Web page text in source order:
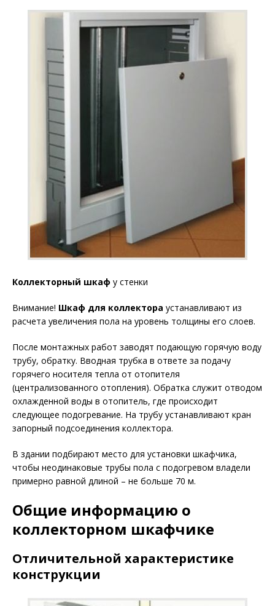
Коллекторный шкаф у стенки
Внимание! Шкаф для коллектора устанавливают из
расчета увеличения пола на уровень толщины его слоев.
После монтажных работ заводят подающую горячую воду
трубу, обратку. Вводная трубка в ответе за подачу
горячего носителя тепла от отопителя
(централизованного отопления). Обратка служит отводом
охлажденной воды в отопитель, где происходит
следующее подогревание. На трубу устанавливают кран
запорный подсоединения коллектора.
В здании подбирают место для установки шкафчика,
чтобы неодинаковые трубы пола с подогревом владели
примерно равной длиной – не больше 70 м.
Общие информацию о
коллекторном шкафчике
Отличительной характеристике
конструкции